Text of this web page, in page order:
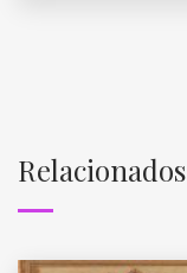
Relacionados